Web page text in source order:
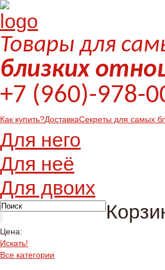
Товары для
близких
+7 (960)-978-
Как купить?ДоставкаСекреты для самых
Для него
Для неё
Для двоих
Цена:
Искать!
Все категории